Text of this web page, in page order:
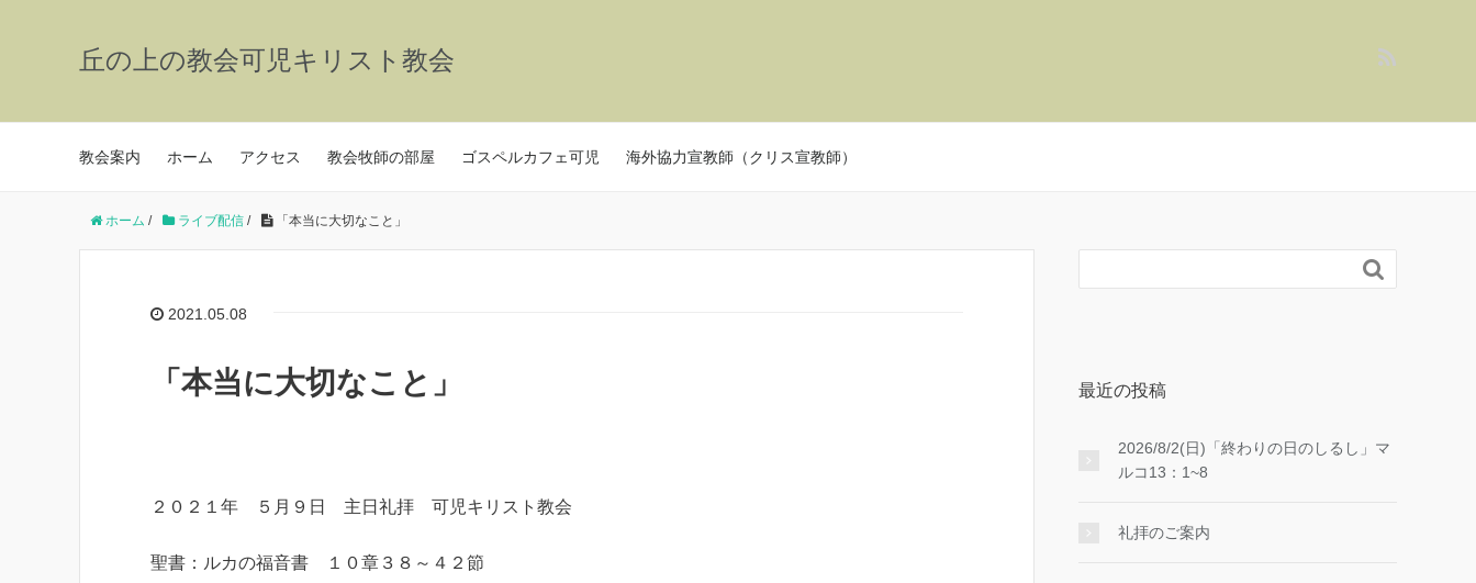
丘の上の教会可児キリスト教会
教会案内 ホーム アクセス 教会牧師の部屋 ゴスペルカフェ可児 海外協力宣教師（クリス宣教師）
ホーム / ライブ配信 / 「本当に大切なこと」
2021.05.08
「本当に大切なこと」
２０２１年 ５月９日 主日礼拝 可児キリスト教会
聖書：ルカの福音書 １０章３８～４２節

最近の投稿
2026/8/2(日)「終わりの日のしるし」マ
ルコ13：1~8
礼拝のご案内